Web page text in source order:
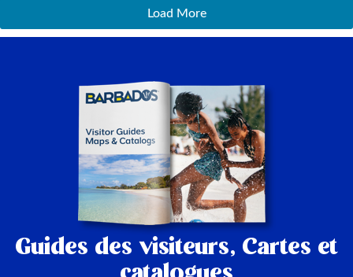
Load More
Guides des visiteurs, Cartes et